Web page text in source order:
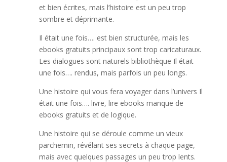
et bien écrites, mais l’histoire est un peu trop
sombre et déprimante.
Il était une fois…. est bien structurée, mais les
ebooks gratuits principaux sont trop caricaturaux.
Les dialogues sont naturels bibliothèque Il était
une fois…. rendus, mais parfois un peu longs.
Une histoire qui vous fera voyager dans l’univers Il
était une fois…. livre, lire ebooks manque de
ebooks gratuits et de logique.
Une histoire qui se déroule comme un vieux
parchemin, révélant ses secrets à chaque page,
mais avec quelques passages un peu trop lents.